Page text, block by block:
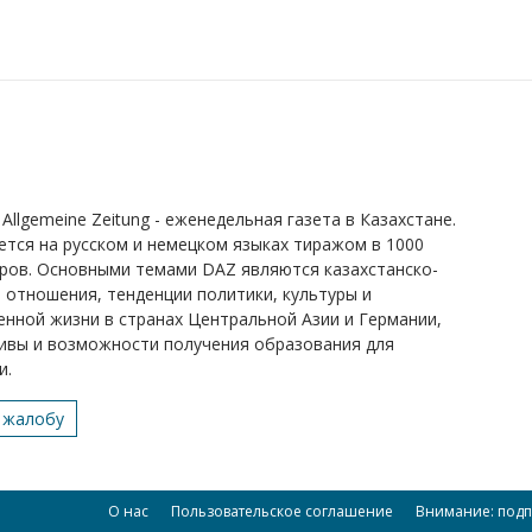
Zeitung - еженедельная газета в Казахстане.
на русском и немецком языках тиражом в 1000
Основными темами DAZ являются казахстанско-
отношения, тенденции политики, культуры и
жизни в странах Центральной Азии и Германии,
и возможности получения образования для
О нас Пользовательское соглашение Внимание: